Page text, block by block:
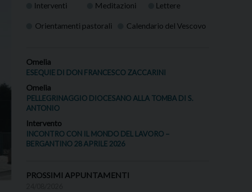
Interventi Meditazioni Lettere
Orientamenti pastorali Calendario del Vescovo
Omelia
ESEQUIE DI DON FRANCESCO ZACCARINI
Omelia
PELLEGRINAGGIO DIOCESANO ALLA TOMBA DI S.
ANTONIO
Intervento
INCONTRO CON IL MONDO DEL LAVORO –
BERGANTINO 28 APRILE 2026
PROSSIMI APPUNTAMENTI